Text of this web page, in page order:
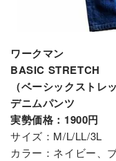
ワークマン
BASIC STRETCH
（ベーシックストレ
デニムパンツ
実勢価格：1900円
サイズ：M/L/LL/3L
カラー：ネイビー、